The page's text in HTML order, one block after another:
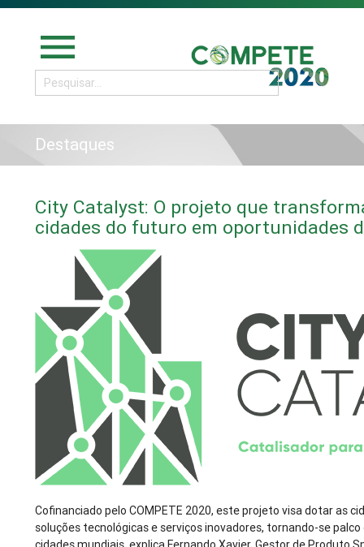
menu
Destaques
City Catalyst: O projeto que
cidades do futuro em oportunidades
Cofinanciado pelo COMPETE 2020, este projeto visa dotar as
soluções tecnológicas e serviços inovadores, tornando-se